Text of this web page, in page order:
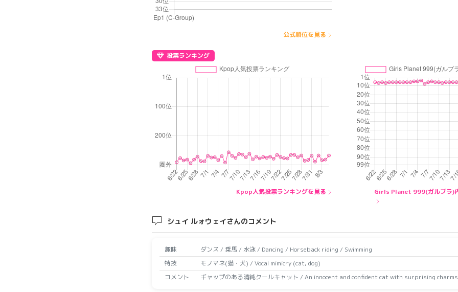
公式順位を見る
投票ランキング
Kpop人気投票ランキングを見る Girls Planet 999(ガルプラ)
シュイ ルォウェイさんのコメント
趣味
ダンス / 乗馬 / 水泳 / Dancing / Horseback riding / Swimming
特技
モノマネ(猫・犬) / Vocal mimicry (cat, dog)
コメント
ギャップのある清純クールキャット / An innocent and confident cat with surprising charms